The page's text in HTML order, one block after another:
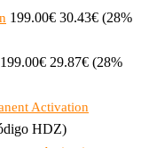
199.00€ 30.43€ (28%
199.00€ 29.87€ (28%
Activation
HDZ)